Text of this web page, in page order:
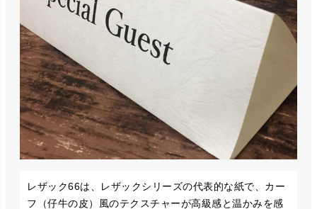
レザック66は、レザックシリーズの代表的な紙で、カー
フ（仔牛の皮）風のテクスチャーが高級感と温かみを感